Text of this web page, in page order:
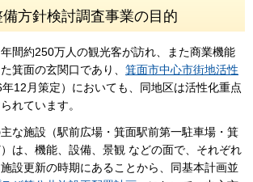
方針検討調査事業の目的
間約250万人の観光客が訪れ、また商業機能
箕面の玄関口であり、 箕面市中心市街地活性
年12月策定）においても、同地区は活性化重点
れています。
な施設（駅前広場・箕面駅前第一駐車場・箕
は、機能、設備、景観 などの面で、それぞれ
設更新の時期にあることから、同基本計画並